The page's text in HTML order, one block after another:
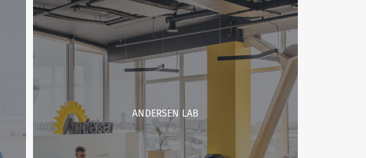
ANDERSEN LAB